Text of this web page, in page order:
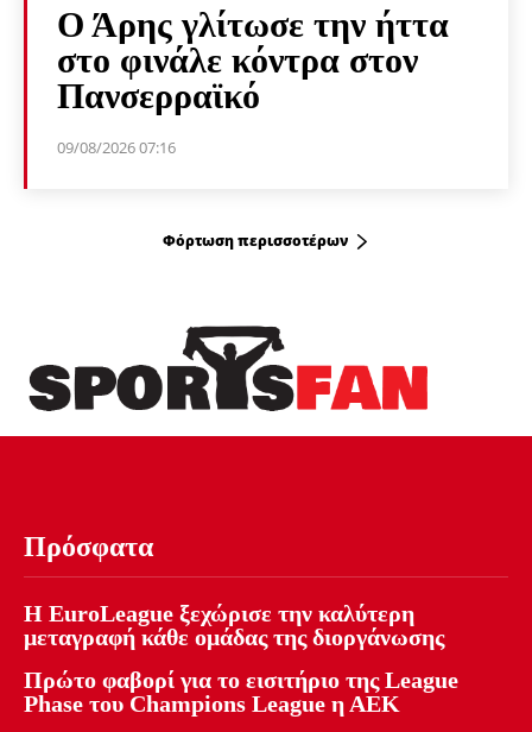
Ο Άρης γλίτωσε την ήττα
στο φινάλε κόντρα στον
Πανσερραϊκό
09/08/2026 07:16
Φόρτωση περισσοτέρων
Πρόσφατα
Η EuroLeague ξεχώρισε την καλύτερη
μεταγραφή κάθε ομάδας της διοργάνωσης
Πρώτο φαβορί για το εισιτήριο της League
Phase του Champions League η ΑΕΚ